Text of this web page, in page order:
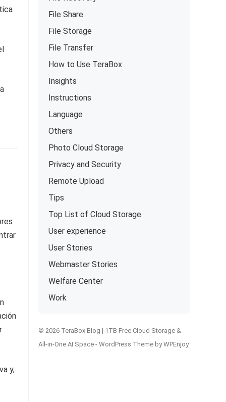
y,
File Share
File Storage
File Transfer
How to Use TeraBox
Insights
Instructions
Language
Others
Photo Cloud Storage
Privacy and Security
Remote Upload
Tips
Top List of Cloud Storage
User experience
User Stories
Webmaster Stories
Welfare Center
Work
© 2026 TeraBox Blog | 1TB Free Cloud Storage &
All-in-One AI Space - WordPress Theme byWPEnjoy